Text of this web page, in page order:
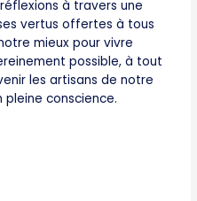
à travers une
vertus offertes à tous
mieux pour vivre
possible, à tout
les artisans de notre
conscience.